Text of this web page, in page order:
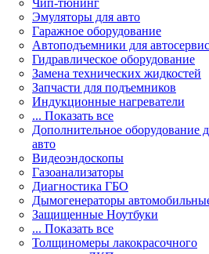
Чип-тюнинг
Эмуляторы для авто
Гаражное оборудование
Автоподъемники для
Гидравлическое оборудование
Замена технических жидкостей
Запчасти для подъемников
Индукционные нагреватели
... Показать все
Дополнительное оборудование
авто
Видеоэндоскопы
Газоанализаторы
Диагностика ГБО
Дымогенераторы
Защищенные Ноутбуки
... Показать все
Толщиномеры лакокрасочного